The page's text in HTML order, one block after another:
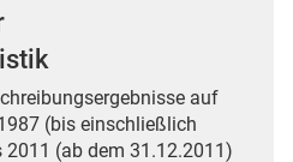
auf
(bis einschließlich
(ab dem 31.12.2011)